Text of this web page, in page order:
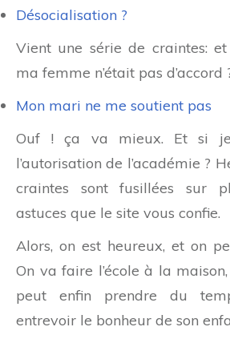
Désocialisation ?
Vient une série de craintes:
ma femme n’était pas d’accord
Mon mari ne me soutient pas
Ouf ! ça va mieux. Et si je
l’autorisation de l’académie ?
craintes sont fusillées sur
astuces que le site vous confie.
Alors, on est heureux, et on
On va faire l’école à la maison,
peut enfin prendre du
entrevoir le bonheur de son